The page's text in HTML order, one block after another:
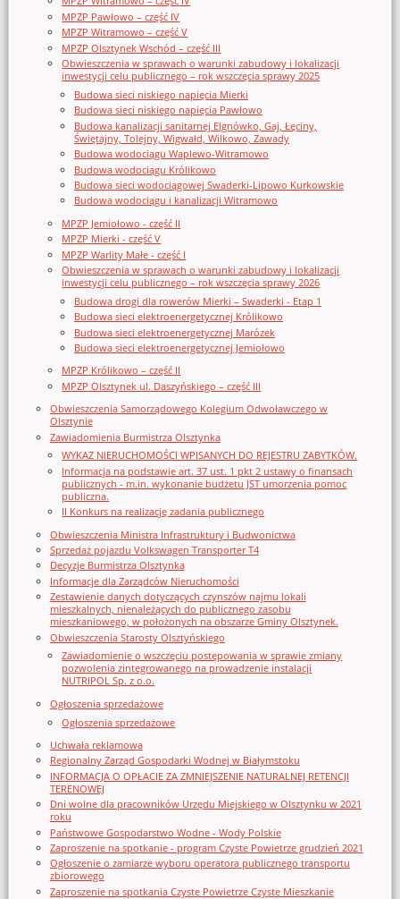
MPZP Pawłowo – część IV
MPZP Witramowo – część V
MPZP Olsztynek Wschód – część III
Obwieszczenia w sprawach o warunki zabudowy i lokalizacji
inwestycji celu publicznego – rok wszczęcia sprawy 2025
Budowa sieci niskiego napięcia Mierki
Budowa sieci niskiego napięcia Pawłowo
Budowa kanalizacji sanitarnej Elgnówko, Gaj, Łęciny,
Świętajny, Tolejny, Wigwałd, Wilkowo, Zawady
Budowa wodociągu Waplewo-Witramowo
Budowa wodociągu Królikowo
Budowa sieci wodociągowej Swaderki-Lipowo Kurkowskie
Budowa wodociągu i kanalizacji Witramowo
MPZP Jemiołowo - część II
MPZP Mierki - część V
MPZP Warlity Małe - część I
Obwieszczenia w sprawach o warunki zabudowy i lokalizacji
inwestycji celu publicznego – rok wszczęcia sprawy 2026
Budowa drogi dla rowerów Mierki – Swaderki - Etap 1
Budowa sieci elektroenergetycznej Królikowo
Budowa sieci elektroenergetycznej Marózek
Budowa sieci elektroenergetycznej Jemiołowo
MPZP Królikowo – część II
MPZP Olsztynek ul. Daszyńskiego – część III
Obwieszczenia Samorządowego Kolegium Odwoławczego w
Olsztynie
Zawiadomienia Burmistrza Olsztynka
WYKAZ NIERUCHOMOŚCI WPISANYCH DO REJESTRU ZABYTKÓW.
Informacja na podstawie art. 37 ust. 1 pkt 2 ustawy o finansach
publicznych - m.in. wykonanie budżetu JST umorzenia pomoc
publiczna.
II Konkurs na realizację zadania publicznego
Obwieszczenia Ministra Infrastruktury i Budwonictwa
Sprzedaż pojazdu Volkswagen Transporter T4
Decyzje Burmistrza Olsztynka
Informacje dla Zarządców Nieruchomości
Zestawienie danych dotyczących czynszów najmu lokali
mieszkalnych, nienależących do publicznego zasobu
mieszkaniowego, w położonych na obszarze Gminy Olsztynek.
Obwieszczenia Starosty Olsztyńskiego
Zawiadomienie o wszczęciu postępowania w sprawie zmiany
pozwolenia zintegrowanego na prowadzenie instalacji
NUTRIPOL Sp. z o.o.
Ogłoszenia sprzedażowe
Ogłoszenia sprzedażowe
Uchwała reklamowa
Regionalny Zarząd Gospodarki Wodnej w Białymstoku
INFORMACJA O OPŁACIE ZA ZMNIEJSZENIE NATURALNEJ RETENCJI
TERENOWEJ
Dni wolne dla pracowników Urzędu Miejskiego w Olsztynku w 2021
roku
Państwowe Gospodarstwo Wodne - Wody Polskie
Zaproszenie na spotkanie - program Czyste Powietrze grudzień 2021
Ogłoszenie o zamiarze wyboru operatora publicznego transportu
zbiorowego
Zaproszenie na spotkania Czyste Powietrze Czyste Mieszkanie